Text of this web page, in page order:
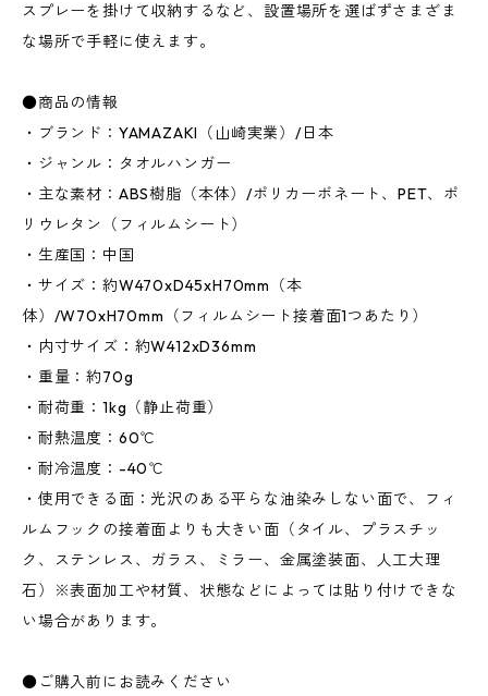
スプレーを掛けて収納するなど、設置場所を選ばずさまざま
な場所で手軽に使えます。
●商品の情報
・ブランド：YAMAZAKI（山崎実業）/日本
・ジャンル：タオルハンガー
・主な素材：ABS樹脂（本体）/ポリカーボネート、PET、ポ
リウレタン（フィルムシート）
・生産国：中国
・サイズ：約W470xD45xH70mm（本
体）/W70xH70mm（フィルムシート接着面1つあたり）
・内寸サイズ：約W412xD36mm
・重量：約70g
・耐荷重：1kg（静止荷重）
・耐熱温度：60℃
・耐冷温度：-40℃
・使用できる面：光沢のある平らな油染みしない面で、フィ
ルムフックの接着面よりも大きい面（タイル、プラスチッ
ク、ステンレス、ガラス、ミラー、金属塗装面、人工大理
石）※表面加工や材質、状態などによっては貼り付けできな
い場合があります。
●ご購入前にお読みください